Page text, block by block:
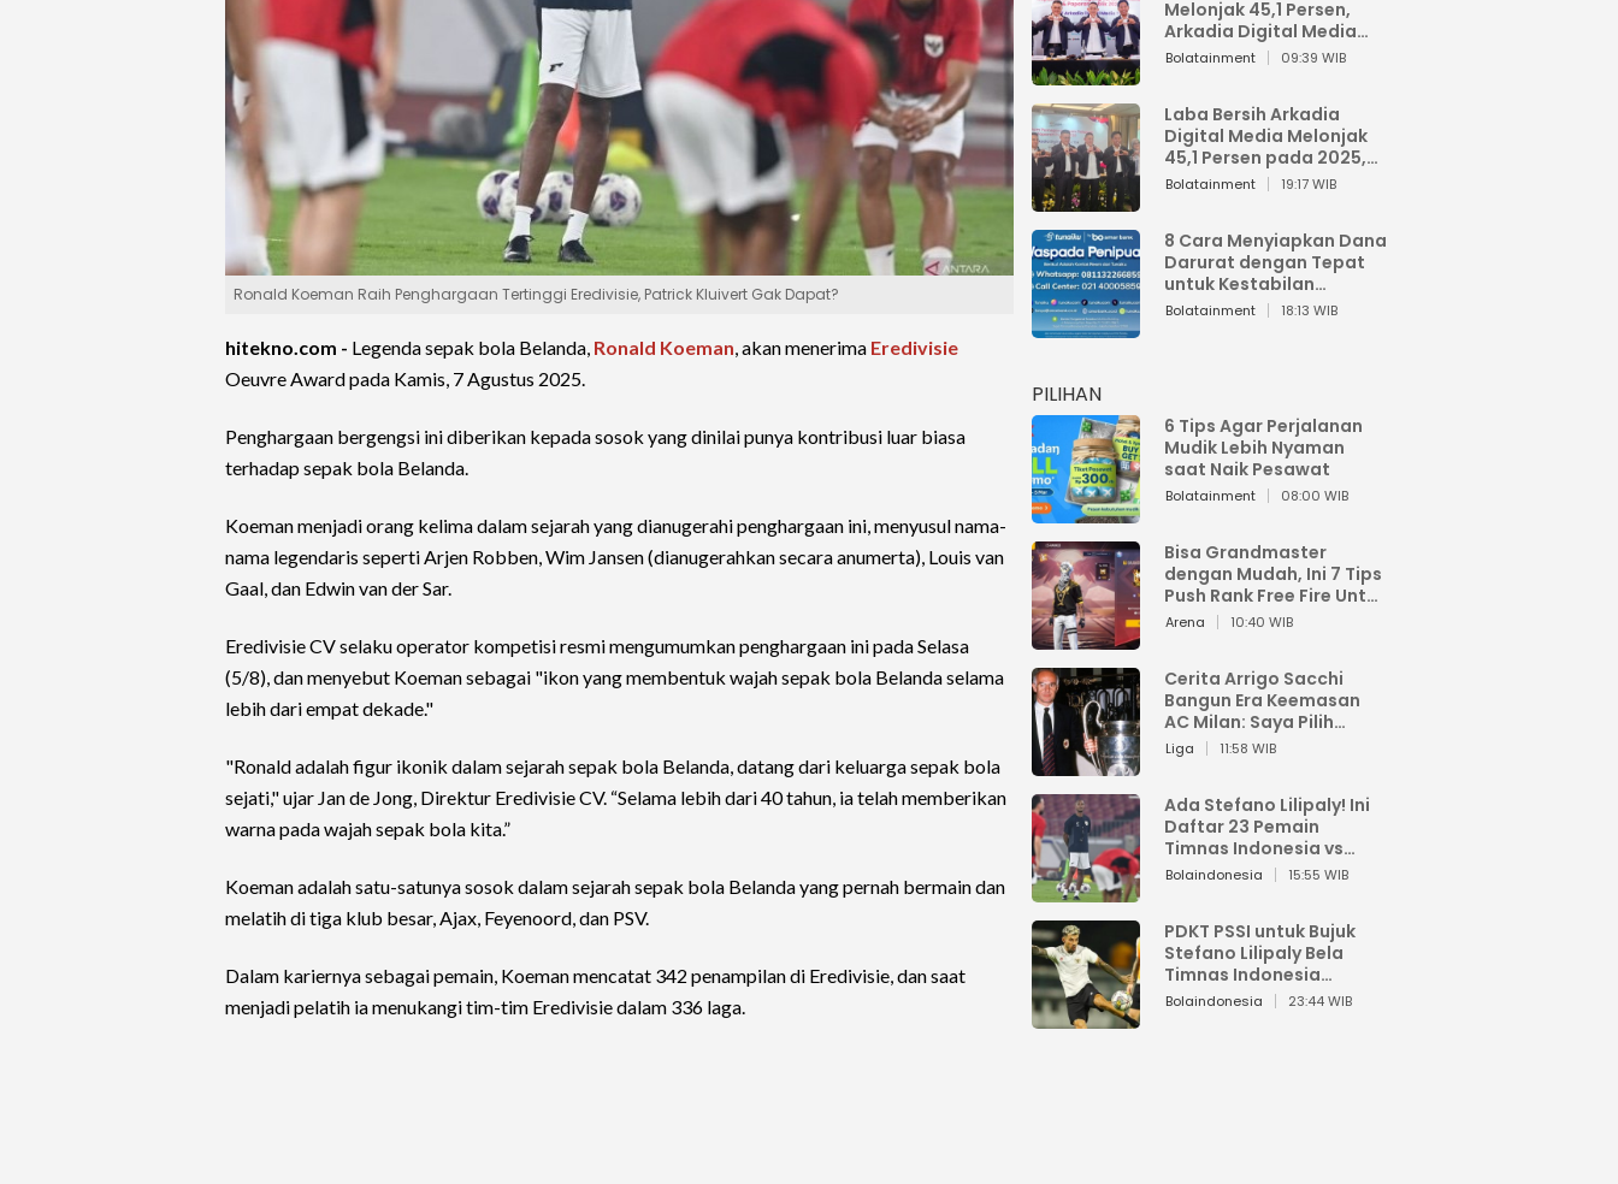
Ronald Koeman Raih Penghargaan Tertinggi Eredivisie, Patrick Kluivert Gak Dapat?
hitekno.com - Legenda sepak bola Belanda, Ronald Koeman, akan menerima Eredivisie
Oeuvre Award pada Kamis, 7 Agustus 2025.
Penghargaan bergengsi ini diberikan kepada sosok yang dinilai punya kontribusi luar biasa
terhadap sepak bola Belanda.
Koeman menjadi orang kelima dalam sejarah yang dianugerahi penghargaan ini, menyusul nama-
nama legendaris seperti Arjen Robben, Wim Jansen (dianugerahkan secara anumerta), Louis van
Gaal, dan Edwin van der Sar.
Eredivisie CV selaku operator kompetisi resmi mengumumkan penghargaan ini pada Selasa
(5/8), dan menyebut Koeman sebagai "ikon yang membentuk wajah sepak bola Belanda selama
lebih dari empat dekade."
"Ronald adalah figur ikonik dalam sejarah sepak bola Belanda, datang dari keluarga sepak bola
sejati," ujar Jan de Jong, Direktur Eredivisie CV. “Selama lebih dari 40 tahun, ia telah memberikan
warna pada wajah sepak bola kita.”
Koeman adalah satu-satunya sosok dalam sejarah sepak bola Belanda yang pernah bermain dan
melatih di tiga klub besar, Ajax, Feyenoord, dan PSV.
Dalam kariernya sebagai pemain, Koeman mencatat 342 penampilan di Eredivisie, dan saat
menjadi pelatih ia menukangi tim-tim Eredivisie dalam 336 laga.
Melonjak 45,1 Persen,
Arkadia Digital Media
Perkuat Bisnis AI dan
Bolatainment 09:39 WIB
Laba Bersih Arkadia
Digital Media Melonjak
45,1 Persen pada 2025,
Sentuh Rp1,76 Miliar
Bolatainment 19:17 WIB
8 Cara Menyiapkan Dana
Darurat dengan Tepat
untuk Kestabilan
Keuangan
Bolatainment 18:13 WIB
PILIHAN
6 Tips Agar Perjalanan
Mudik Lebih Nyaman
saat Naik Pesawat
Bolatainment 08:00 WIB
Bisa Grandmaster
dengan Mudah, Ini 7 Tips
Push Rank Free Fire Untuk
Pemula
Arena 10:40 WIB
Cerita Arrigo Sacchi
Bangun Era Keemasan
AC Milan: Saya Pilih
Pemain dari Isi Otaknya
Liga 11:58 WIB
Ada Stefano Lilipaly! Ini
Daftar 23 Pemain
Timnas Indonesia vs
China
Bolaindonesia 15:55 WIB
PDKT PSSI untuk Bujuk
Stefano Lilipaly Bela
Timnas Indonesia
Berakhir Berantakan
Bolaindonesia 23:44 WIB